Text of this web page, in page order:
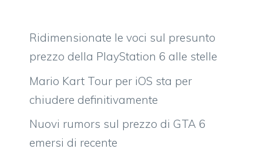
Ridimensionate le voci sul presunto
prezzo della PlayStation 6 alle stelle
Mario Kart Tour per iOS sta per
chiudere definitivamente
Nuovi rumors sul prezzo di GTA 6
emersi di recente